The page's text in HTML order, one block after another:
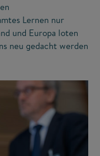
Lernen nur
und Europa loten
neu gedacht werden